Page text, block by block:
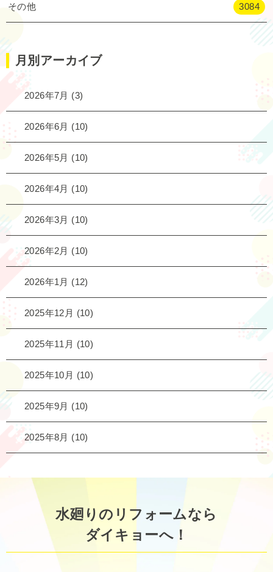
その他 3084
月別アーカイブ
2026年7月 (3)
2026年6月 (10)
2026年5月 (10)
2026年4月 (10)
2026年3月 (10)
2026年2月 (10)
2026年1月 (12)
2025年12月 (10)
2025年11月 (10)
2025年10月 (10)
2025年9月 (10)
2025年8月 (10)
水廻りのリフォームなら
ダイキョーへ！